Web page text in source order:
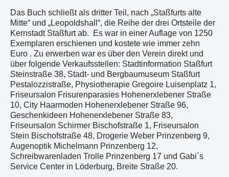
Das Buch schließt als dritter Teil, nach „Staßfurts alte
Mitte“ und „Leopoldshall“, die Reihe der drei Ortsteile der
Kernstadt Staßfurt ab. Es war in einer Auflage von 1250
Exemplaren erschienen und kostete wie immer zehn
Euro . Zu erwerben war es über den Verein direkt und
über folgende Verkaufsstellen: Stadtinformation Staßfurt
Steinstraße 38, Stadt- und Bergbaumuseum Staßfurt
Pestalozzistraße, Physiotherapie Gregoire Luisenplatz 1,
Friseursalon Frisurenparasies Hohenerxlebener Straße
10, City Haarmoden Hohenerxlebener Straße 96,
Geschenkideen Hohenerxlebener Straße 83,
Friseursalon Schirmer Bischofstraße 1, Friseursalon
Stein Bischofstraße 48, Drogerie Weber Prinzenberg 9,
Augenoptik Michelmann Prinzenberg 12,
Schreibwarenladen Trolle Prinzenberg 17 und Gabi´s
Service Center in Löderburg, Breite Straße 20.